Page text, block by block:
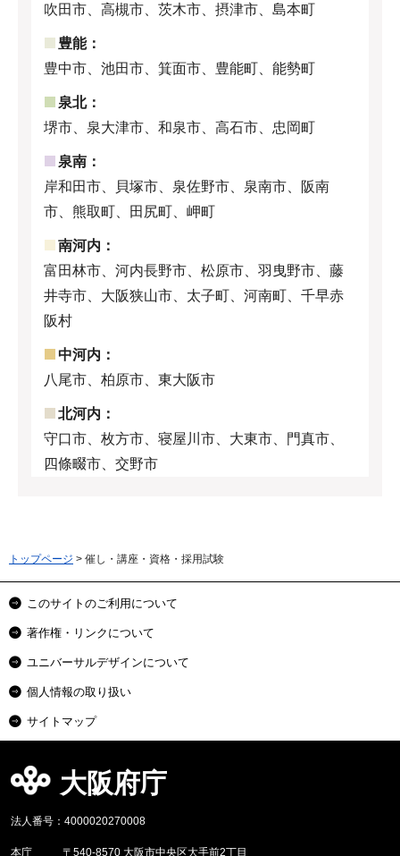
吹田市、高槻市、茨木市、摂津市、島本町
豊能：
豊中市、池田市、箕面市、豊能町、能勢町
泉北：
堺市、泉大津市、和泉市、高石市、忠岡町
泉南：
岸和田市、貝塚市、泉佐野市、泉南市、阪南
市、熊取町、田尻町、岬町
南河内：
富田林市、河内長野市、松原市、羽曳野市、藤
井寺市、大阪狭山市、太子町、河南町、千早赤
阪村
中河内：
八尾市、柏原市、東大阪市
北河内：
守口市、枚方市、寝屋川市、大東市、門真市、
四條畷市、交野市
トップページ > 催し・講座・資格・採用試験
このサイトのご利用について
著作権・リンクについて
ユニバーサルデザインについて
個人情報の取り扱い
サイトマップ
大阪府庁
法人番号：4000020270008
本庁 〒540-8570 大阪市中央区大手前2丁目